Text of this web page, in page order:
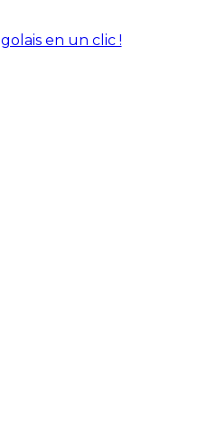
en un clic !